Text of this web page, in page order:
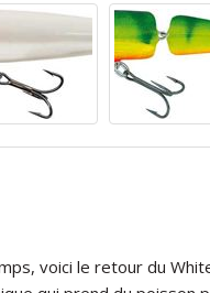
voici le retour du